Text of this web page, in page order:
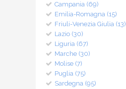
Campania (69)
Emilia-Romagna (15)
Friuli-Venezia Giulia (13)
Lazio (30)
Liguria (67)
Marche (30)
Molise (7)
Puglia (75)
Sardegna (95)